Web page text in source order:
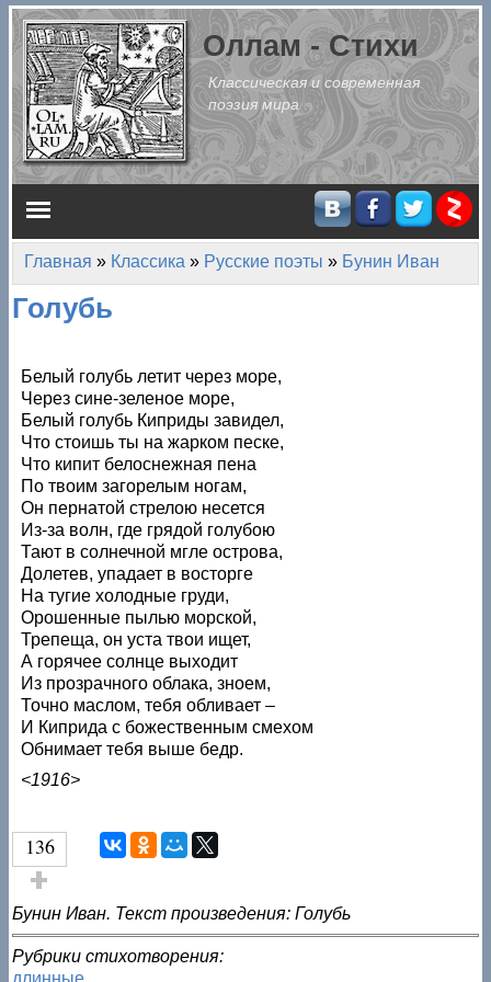
Перейти к основному содержанию
Оллам - Стихи
Классическая и современная
поэзия мира
Главное меню
Вы здесь
Главная » Классика » Русские поэты » Бунин Иван
Голубь
Белый голубь летит через море,
Через сине-зеленое море,
Белый голубь Киприды завидел,
Что стоишь ты на жарком песке,
Что кипит белоснежная пена
По твоим загорелым ногам,
Он пернатой стрелою несется
Из-за волн, где грядой голубою
Тают в солнечной мгле острова,
Долетев, упадает в восторге
На тугие холодные груди,
Орошенные пылью морской,
Трепеща, он уста твои ищет,
А горячее солнце выходит
Из прозрачного облака, зноем,
Точно маслом, тебя обливает –
И Киприда с божественным смехом
Обнимает тебя выше бедр.
<1916>
136
Голос за!
Бунин Иван. Текст произведения: Голубь
Рубрики стихотворения:
длинные